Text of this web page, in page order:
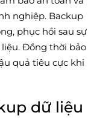
nghiệp. Backup
phục hồi sau sự
Đồng thời bảo
quả tiêu cực khi
dữ liệu